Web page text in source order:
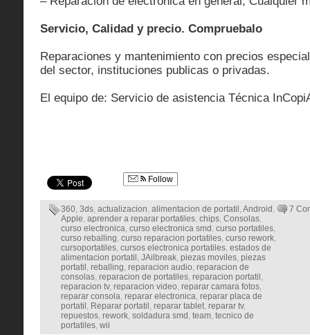
Servicio, Calidad y precio. Compruebalo
Reparaciones y mantenimiento con precios
del sector, instituciones publicas o privadas.
El equipo de: Servicio de asistencia Técnica
Follow
360, 3ds, actualizacion, alimentacion de portatil , Android ,
Apple, aprender a reparar portatiles, chips, Consolas,
curso electronica, curso electronica smd , curso portatiles,
curso reballing, curso reparacion portatiles, curso rework,
cursoportatiles, cursos electronica portatiles, estados de
alimentacion portatil , JAilbreak, piezas moviles, piezas
portatil , reballing, reparacion audio, reparacion de
consolas, reparacion de portatiles, reparacion portatil ,
reparacion tv, reparacion video, reparar camara fotos,
reparar consola, reparar electronica, reparar placa de
portatil , Reparar portatil , reparar tablet, reparar tv,
repuestos, rework, soldadura smd , team, tecnico de
portatiles, wii
7